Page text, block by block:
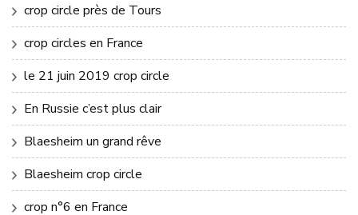
crop circle près de Tours
crop circles en France
le 21 juin 2019 crop circle
En Russie c’est plus clair
Blaesheim un grand rêve
Blaesheim crop circle
crop n°6 en France